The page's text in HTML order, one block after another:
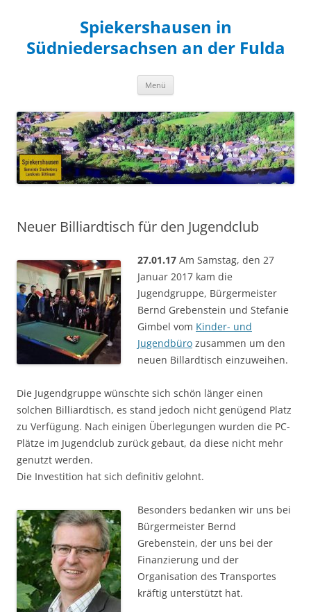
Spiekershausen in
Südniedersachsen an der Fulda
Menü
Neuer Billiardtisch für den Jugendclub
27.01.17 Am Samstag, den 27
Januar 2017 kam die
Jugendgruppe, Bürgermeister
Bernd Grebenstein und Stefanie
Gimbel vom Kinder- und
Jugendbüro zusammen um den
neuen Billardtisch einzuweihen.
Die Jugendgruppe wünschte sich schön länger einen
solchen Billiardtisch, es stand jedoch nicht genügend Platz
zu Verfügung. Nach einigen Überlegungen wurden die PC-
Plätze im Jugendclub zurück gebaut, da diese nicht mehr
genutzt werden.
Die Investition hat sich definitiv gelohnt.
Besonders bedanken wir uns bei
Bürgermeister Bernd
Grebenstein, der uns bei der
Finanzierung und der
Organisation des Transportes
kräftig unterstützt hat.